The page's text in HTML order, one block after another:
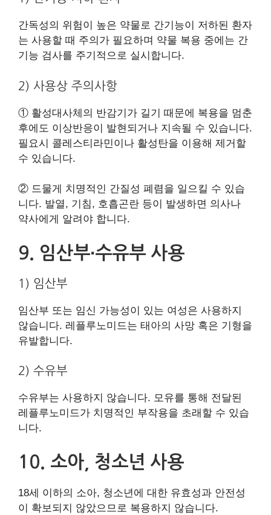
간독성의 위험이 높은 약물로 간기능이 저하된 환자
는 사용할 때 주의가 필요하며 약물 복용 중에는 간
기능 검사를 주기적으로 실시합니다.
2) 사용상 주의사항
① 활성대사체의 반감기가 길기 때문에 복용을 멈춘
후에도 이상반응이 발현되거나 지속될 수 있습니다.
필요시 콜레스티라민이나 활성탄을 이용해 제거할
수 있습니다.
② 드물게 치명적인 간질성 폐렴을 일으킬 수 있습
니다. 발열, 기침, 호흡곤란 등이 발생하면 의사나
약사에게 알려야 합니다.
9. 임산부∙수유부 사용
1) 임산부
임산부 또는 임신 가능성이 있는 여성은 사용하지
않습니다. 레플루노미드는 태아의 사망 혹은 기형을
유발합니다.
2) 수유부
수유부는 사용하지 않습니다. 모유를 통해 전달된
레플루노미드가 치명적인 부작용을 초래할 수 있습
니다.
10. 소아, 청소년 사용
18세 이하의 소아, 청소년에 대한 유효성과 안전성
이 확보되지 않았으므로 복용하지 않습니다.